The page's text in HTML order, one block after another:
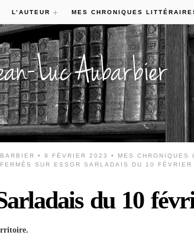
L’AUTEUR MES CHRONIQUES
• 9 FÉVRIER 2023 • MES CHRONIQUES
SUR ESSOR SARLADAIS DU 10 FÉVRIER
du 10